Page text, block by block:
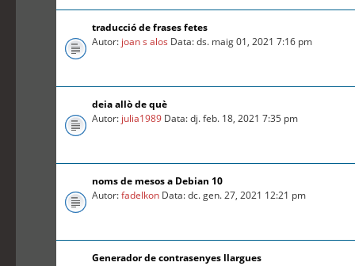
traducció de frases fetes
Autor: joan s alos Data: ds. maig 01, 2021 7:16 pm
deia allò de què
Autor: julia1989 Data: dj. feb. 18, 2021 7:35 pm
noms de mesos a Debian 10
Autor:fadelkon Data: dc. gen. 27, 2021 12:21 pm
Generador de contrasenyes llargues